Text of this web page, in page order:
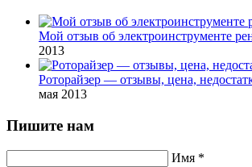
Мой отзыв об электроинструменте
2013
Роторайзер — отзывы, цена,
мая 2013
Пишите нам
Имя *